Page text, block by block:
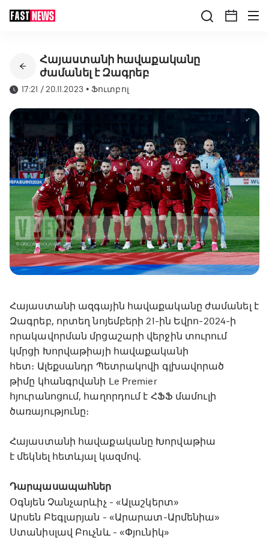
Հայաստանի հավաքականը
ժամանել է Զագրեբ
17:21 / 20.11.2023 •Ֆուտբոլ
Հայաստանի ազգային հավաքականը ժամանել է
Զագրեբ, որտեղ նոյեմբերի 21-ին Եվրո-2024-ի
որակավորման մրցաշարի վերջին տուրում
կմրցի Խորվաթիայի հավաքականի
հետ։ Ալեքսանդր Պետրակովի գլխավորած
թիմը կհանգրվանի Le Premier
հյուրանոցում, հաղորդում է ՀՖՖ մամուլի
ծառայությունը։
Հայաստանի հավաքականը Խորվաթիա
է մեկնել հետևյալ կազմով.
Դարպասապահներ
Օգնյեն Չանչարևիչ - «Ալաշկերտ»
Արսեն Բեգլարյան - «Արարատ-Արմենիա»
Ստանիսլավ Բուչնև - «Փյունիկ»